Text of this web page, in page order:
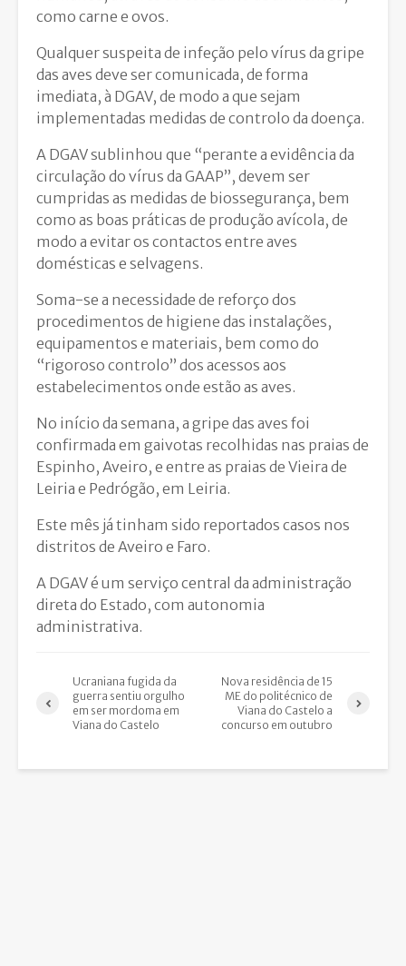
como carne e ovos.
Qualquer suspeita de infeção pelo vírus da gripe
das aves deve ser comunicada, de forma
imediata, à DGAV, de modo a que sejam
implementadas medidas de controlo da doença.
A DGAV sublinhou que “perante a evidência da
circulação do vírus da GAAP”, devem ser
cumpridas as medidas de biossegurança, bem
como as boas práticas de produção avícola, de
modo a evitar os contactos entre aves
domésticas e selvagens.
Soma-se a necessidade de reforço dos
procedimentos de higiene das instalações,
equipamentos e materiais, bem como do
“rigoroso controlo” dos acessos aos
estabelecimentos onde estão as aves.
No início da semana, a gripe das aves foi
confirmada em gaivotas recolhidas nas praias de
Espinho, Aveiro, e entre as praias de Vieira de
Leiria e Pedrógão, em Leiria.
Este mês já tinham sido reportados casos nos
distritos de Aveiro e Faro.
A DGAV é um serviço central da administração
direta do Estado, com autonomia
administrativa.
Ucraniana fugida da
guerra sentiu orgulho
em ser mordoma em
Viana do Castelo
Nova residência de 15
ME do politécnico de
Viana do Castelo a
concurso em outubro